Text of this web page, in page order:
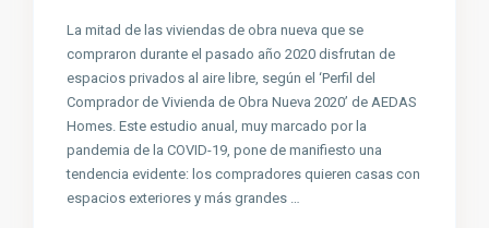
La mitad de las viviendas de obra nueva que se
compraron durante el pasado año 2020 disfrutan de
espacios privados al aire libre, según el ‘Perfil del
Comprador de Vivienda de Obra Nueva 2020’ de AEDAS
Homes. Este estudio anual, muy marcado por la
pandemia de la COVID-19, pone de manifiesto una
tendencia evidente: los compradores quieren casas con
espacios exteriores y más grandes …